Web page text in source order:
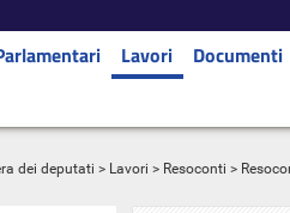
Lavori Documenti
dei deputati > Lavori > Resoconti >